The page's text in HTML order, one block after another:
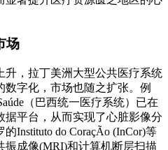
场
升，拉丁美洲大型公共医疗系统
字化，市场也随之扩张。例
（巴西统一医疗系统）已在
平台，从而实现了心脏影像分
Instituto do CoraçÃo (InCor)等
成像(MRI)和计算机断层扫描